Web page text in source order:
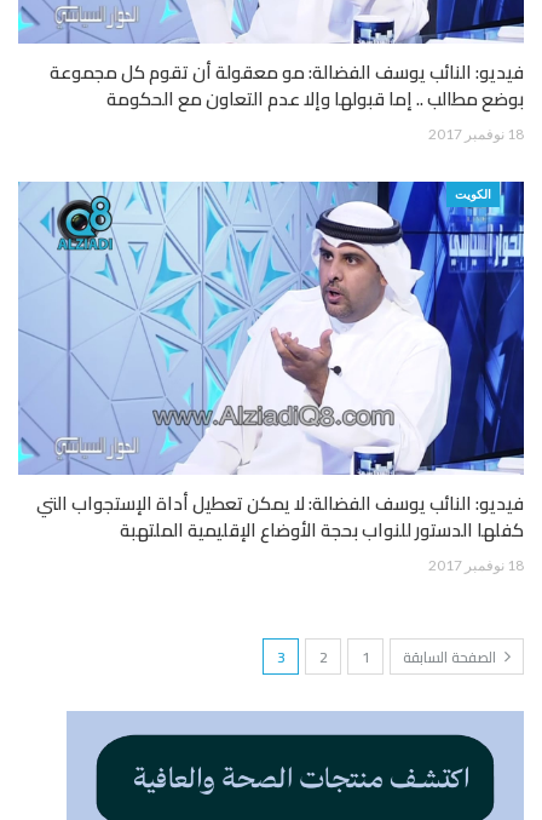
فيديو: النائب يوسف الفضالة: مو معقولة أن تقوم كل مجموعة
بوضع مطالب .. إما قبولها وإلا عدم التعاون مع الحكومة
18 نوفمبر 2017
الكويت
فيديو: النائب يوسف الفضالة: لا يمكن تعطيل أداة الإستجواب التي
كفلها الدستور للنواب بحجة الأوضاع الإقليمية الملتهبة
18 نوفمبر 2017
الصفحة السابقة 1
2
3